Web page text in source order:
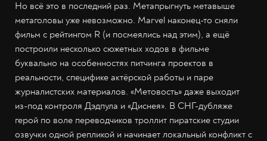
Но всё это в последний раз. Метапрыгнуть метавыше
метаголовы уже невозможно. Marvel наконец-то сняли
фильм с рейтингом R (и посмеялись над этим), а ещё
построили несколько сюжетных ходов в фильме
буквально на особенностях питчинга проектов в
реальности, специфике актёрской работы и паре
журналистских материалов. «Метовость» даже выходит
из-под контроля Дэдпула и «Диснея». В СНГ-дубляже
герой по воле переводчиков троллит пиратские студии
озвучки одной репликой и начинает локальный конфликт с